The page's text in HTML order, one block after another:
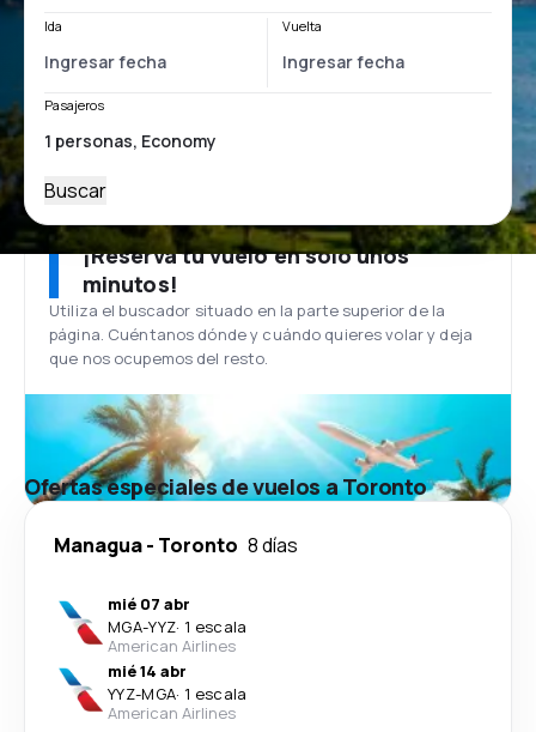
Ida Vuelta
Pasajeros
Buscar
¡Reserva tu vuelo en solo unos
minutos!
Utiliza el buscador situado en la parte superior de la
página. Cuéntanos dónde y cuándo quieres volar y deja
que nos ocupemos del resto.
Ofertas especiales de vuelos a Toronto
Managua- Toronto 8 días
mié 07 abr
MGA-YYZ· 1 escala
American Airlines
mié 14 abr
YYZ-MGA· 1 escala
American Airlines